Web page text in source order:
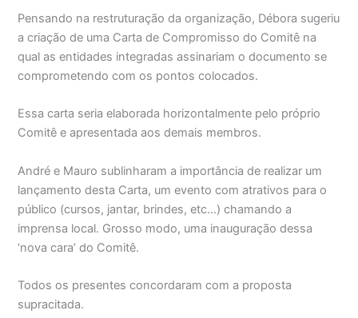
Pensando na restruturação da organização, Débora sugeriu
a criação de uma Carta de Compromisso do Comitê na
qual as entidades integradas assinariam o documento se
comprometendo com os pontos colocados.
Essa carta seria elaborada horizontalmente pelo próprio
Comitê e apresentada aos demais membros.
André e Mauro sublinharam a importância de realizar um
lançamento desta Carta, um evento com atrativos para o
público (cursos, jantar, brindes, etc…) chamando a
imprensa local. Grosso modo, uma inauguração dessa
‘nova cara’ do Comitê.
Todos os presentes concordaram com a proposta
supracitada.